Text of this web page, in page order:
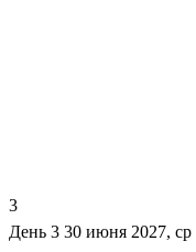
3
День 3 30 июня 2027, ср